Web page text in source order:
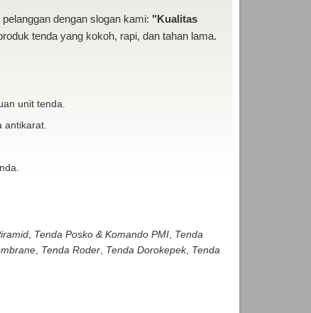
dengan slogan kami: "Kualitas
tenda yang kokoh, rapi, dan tahan lama.
unit tenda.
, Tenda Posko & Komando PMI, Tenda
, Tenda Roder, Tenda Dorokepek, Tenda